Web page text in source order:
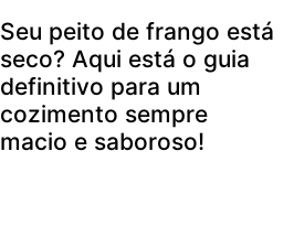
Seu peito de frango está
seco? Aqui está o guia
definitivo para um
cozimento sempre
macio e saboroso!